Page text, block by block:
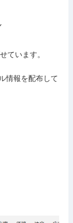
ています。
情報を配布して